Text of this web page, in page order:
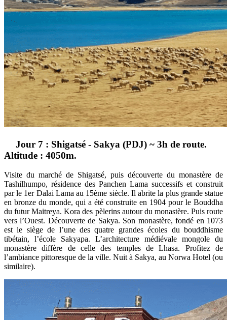
Jour 7 : Shigatsé - Sakya (PDJ) ~ 3h de route.
Altitude : 4050m.
Visite du marché de Shigatsé, puis découverte du monastère de
Tashilhumpo, résidence des Panchen Lama successifs et construit
par le 1er Dalai Lama au 15ème siècle. Il abrite la plus grande statue
en bronze du monde, qui a été construite en 1904 pour le Bouddha
du futur Maitreya. Kora des pèlerins autour du monastère. Puis route
vers l’Ouest. Découverte de Sakya. Son monastère, fondé en 1073
est le siège de l’une des quatre grandes écoles du bouddhisme
tibétain, l’école Sakyapa. L’architecture médiévale mongole du
monastère diffère de celle des temples de Lhasa. Profitez de
l’ambiance pittoresque de la ville. Nuit à Sakya, au Norwa Hotel (ou
similaire).